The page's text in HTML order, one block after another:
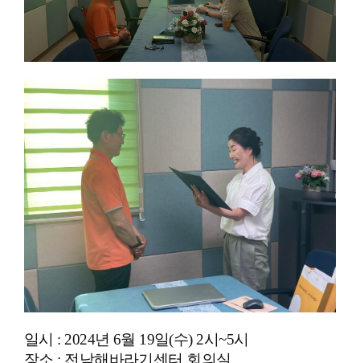
일시 : 2024년 6월 19일(수) 2시~5시
장소 : 전남해바라기센터 회의실